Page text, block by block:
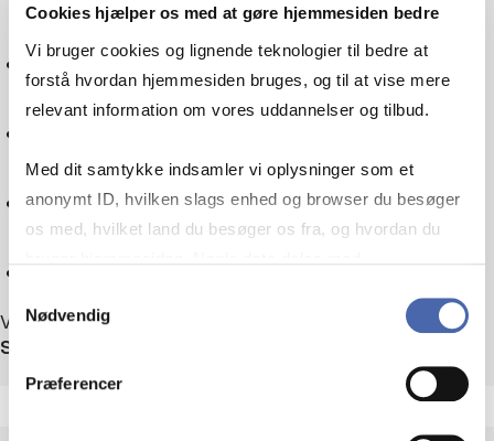
Cookies hjælper os med at gøre hjemmesiden bedre
Vi bruger cookies og lignende teknologier til bedre at
forstå hvordan hjemmesiden bruges, og til at vise mere
relevant information om vores uddannelser og tilbud.
Med dit samtykke indsamler vi oplysninger som et
anonymt ID, hvilken slags enhed og browser du besøger
os med, hvilket land du besøger os fra, og hvordan du
markedsføring. Du bestemmer selv - og kan altid trække
Nødvendig
Præferencer
Skatteret
Teknologi
Viser 1 ud af 1 arrangementer
Sortér efter